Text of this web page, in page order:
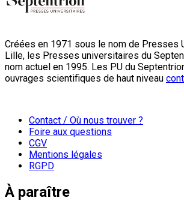
Créées en 1971 sous le nom de Presses
Lille, les Presses universitaires du
nom actuel en 1995. Les PU du
ouvrages scientifiques de haut niveau
Contact / Où nous trouver ?
Foire aux questions
CGV
Mentions légales
RGPD
À paraître